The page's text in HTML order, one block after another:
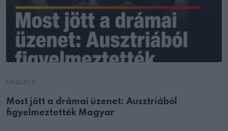
Most jött a drámai üzenet: Ausztriából
figyelmeztették Magyar